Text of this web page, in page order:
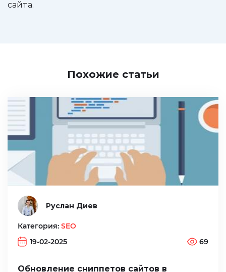
сайта.
Похожие статьи
Руслан Диев
Категория: SEO
19-02-2025
69
Обновление сниппетов сайтов в